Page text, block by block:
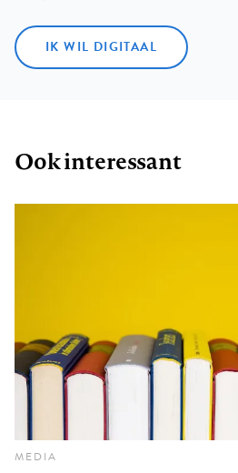
IK WIL DIGITAAL
Ook interessant
MEDIA